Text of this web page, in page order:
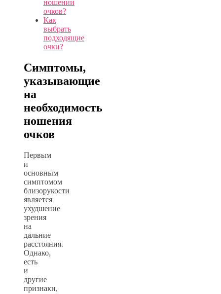
ношении
очков?
Как
выбрать
подходящие
очки?
Симптомы,
указывающие
на
необходимость
ношения
очков
Первым
и
основным
симптомом
близорукости
является
ухудшение
зрения
на
дальние
расстояния.
Однако,
есть
и
другие
признаки,